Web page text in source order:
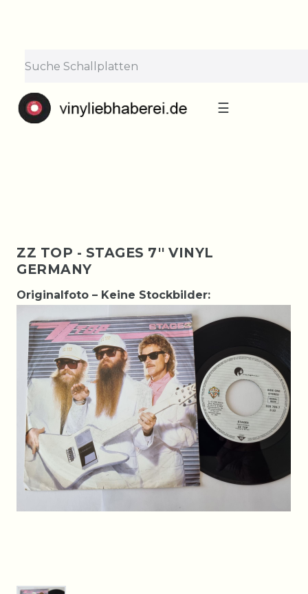
Bestellungen nehmen wir gerne entgegen —
der Versand startet wieder ab Montag, 31.
☰
ZZ TOP - STAGES 7'' VINYL
GERMANY
Originalfoto – Keine Stockbilder: